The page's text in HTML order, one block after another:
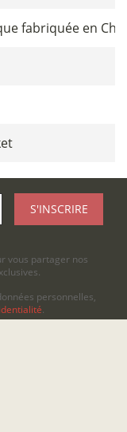
fabriquée en
S'INSCRIRE
vous partager nos
personnelles,
.